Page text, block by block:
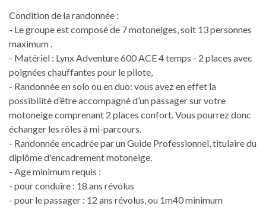
Condition de la randonnée :
- Le groupe est composé de 7 motoneiges, soit 13 personnes
maximum .
- Matériel : Lynx Adventure 600 ACE 4 temps - 2 places avec
poignées chauffantes pour le pilote,
- Randonnée en solo ou en duo: vous avez en effet la
possibilité d’être accompagné d’un passager sur votre
motoneige comprenant 2 places confort. Vous pourrez donc
échanger les rôles à mi-parcours.
- Randonnée encadrée par un Guide Professionnel, titulaire du
diplôme d'encadrement motoneige.
- Age minimum requis :
- pour conduire : 18 ans révolus
- pour le passager : 12 ans révolus, ou 1m40 minimum